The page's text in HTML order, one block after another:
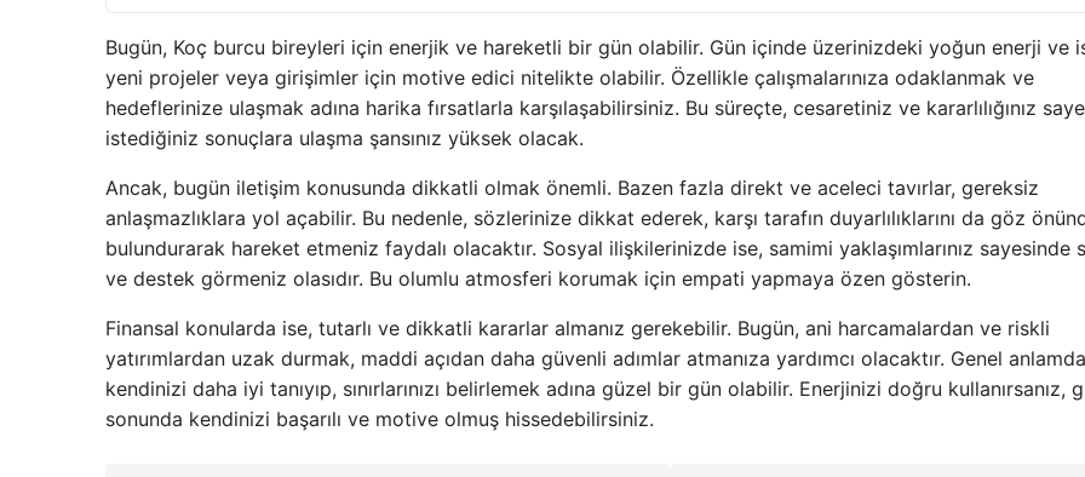
Bugün, Koç burcu bireyleri için enerjik ve hareketli bir gün olabilir. Gün içinde üzerinizdeki yoğun enerji ve
yeni projeler veya girişimler için motive edici nitelikte olabilir. Özellikle çalışmalarınıza odaklanmak ve
hedeflerinize ulaşmak adına harika fırsatlarla karşılaşabilirsiniz. Bu süreçte, cesaretiniz ve kararlılığınız
istediğiniz sonuçlara ulaşma şansınız yüksek olacak.
Ancak, bugün iletişim konusunda dikkatli olmak önemli. Bazen fazla direkt ve aceleci tavırlar, gereksiz
anlaşmazlıklara yol açabilir. Bu nedenle, sözlerinize dikkat ederek, karşı tarafın duyarlılıklarını da göz
bulundurarak hareket etmeniz faydalı olacaktır. Sosyal ilişkilerinizde ise, samimi yaklaşımlarınız sayesinde
ve destek görmeniz olasıdır. Bu olumlu atmosferi korumak için empati yapmaya özen gösterin.
Finansal konularda ise, tutarlı ve dikkatli kararlar almanız gerekebilir. Bugün, ani harcamalardan ve riskli
yatırımlardan uzak durmak, maddi açıdan daha güvenli adımlar atmanıza yardımcı olacaktır. Genel
kendinizi daha iyi tanıyıp, sınırlarınızı belirlemek adına güzel bir gün olabilir. Enerjinizi doğru kullanırsanız,
sonunda kendinizi başarılı ve motive olmuş hissedebilirsiniz.